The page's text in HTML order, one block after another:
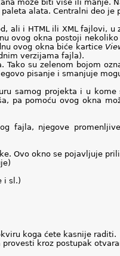
može biti više ili manje.
alata. Centralni deo je
ali i HTML ili XML fajlovi, u
ovog okna postoji
ovog okna biće kartice
verzijama fajla).
su zelenom bojom
pisanje i smanjuje
samog projekta i u
pa pomoću ovog okna
fajla, njegove
Ovo okno se pojavljuje
i sl.)
koga ćete kasnije raditi.
kroz postupak